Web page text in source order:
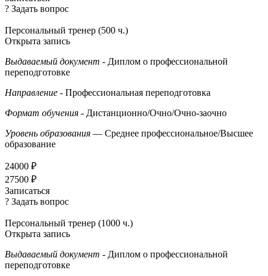
? Задать вопрос
Персональный тренер (500 ч.)
Открыта запись
Выдаваемый документ - Диплом о профессиональной
переподготовке
Направление - Профессиональная переподготовка
Формат обучения - Дистанционно/Очно/Очно-заочно
Уровень образования — Среднее профессиональное/Высшее
образование
24000 ₽
27500 ₽
Записаться
? Задать вопрос
Персональный тренер (1000 ч.)
Открыта запись
Выдаваемый документ - Диплом о профессиональной
переподготовке